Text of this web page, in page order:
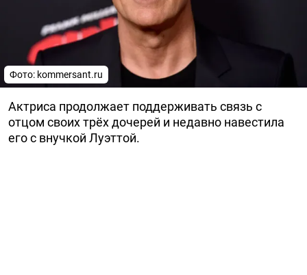
Фото: kommersant.ru
Актриса продолжает поддерживать связь с
отцом своих трёх дочерей и недавно навестила
его с внучкой Луэттой.